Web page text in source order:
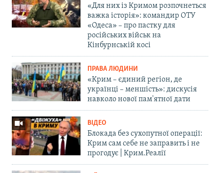
«Для них із Кримом розпочнеться
важка історія»: командир ОТУ
«Одеса» – про пастку для
російських військ на
Кінбурнській косі
ПРАВА ЛЮДИНИ
«Крим – єдиний регіон, де
українці – меншість»: дискусія
навколо нової пам'ятної дати
ВІДЕО
Блокада без сухопутної операції:
Крим сам себе не заправить і не
прогодує | Крим.Реалії